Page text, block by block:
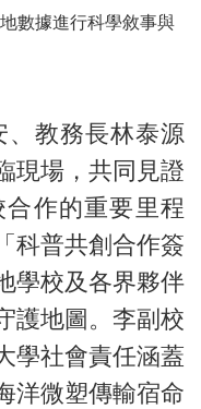
數據進行科學敘事與
教務長林泰源
現場，共同見證
作的重要里程
科普共創合作簽
學校及各界夥伴
護地圖。李副校
學社會責任涵蓋
洋微塑傳輸宿命